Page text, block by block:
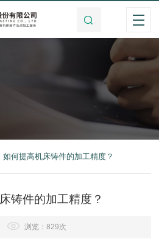
如何提高机床铸件的加工精度？
铸件的加工精度？
浏览：829次